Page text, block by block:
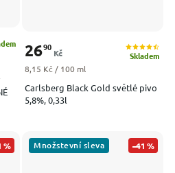
Carlsberg Black Gold světlé pivo
5,8%, 0,33l
Skladem
2690
Kč
Měrná cena:
8,15 Kč / 100 ml
% Množstevní sleva –41 %